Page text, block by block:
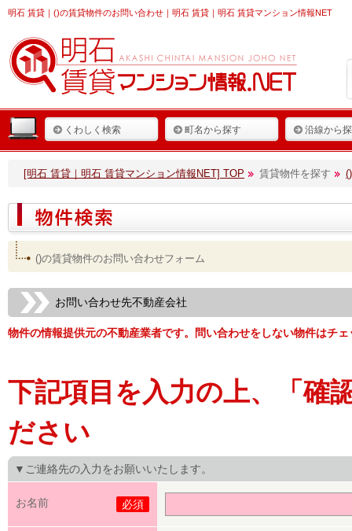
明石 賃貸 ｜()の賃貸物件のお問い合わせ｜明石 賃貸｜明石 賃貸マンション情報NET
くわしく検索 町名から探す 沿線から
[明石 賃貸｜明石 賃貸マンション情報NET] TOP 賃貸物件を探す
()の賃貸物件のお問い合わせフォーム
お問い合わせ先不動産会社
物件の情報提供元の不動産業者です。問い合わせをしない物件はチ
下記項目を入力の上、「確
ださい
▼ご連絡先の入力をお願いいたします。
お名前 必須